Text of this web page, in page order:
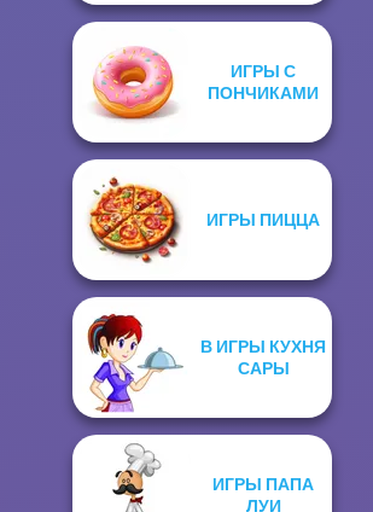
ИГРЫ С
ПОНЧИКАМИ
ИГРЫ ПИЦЦА
В ИГРЫ КУХНЯ
САРЫ
ИГРЫ ПАПА
ЛУИ